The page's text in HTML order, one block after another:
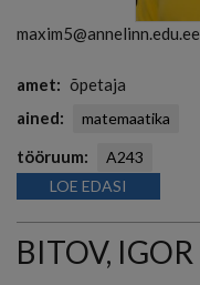
maxim5@annelinn.edu.ee
amet
õpetaja
ained
matemaatika
tööruum
A243
LOE EDASI
BITOV, IGOR